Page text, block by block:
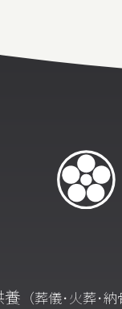
（葬儀･火葬･